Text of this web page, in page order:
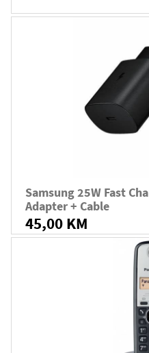
Samsung 25W Fast
Adapter + Cable
45,00 KM